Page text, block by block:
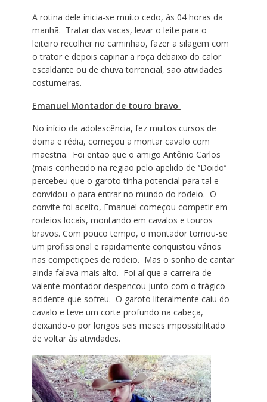
A rotina dele inicia-se muito cedo, às 04 horas da
manhã. Tratar das vacas, levar o leite para o
leiteiro recolher no caminhão, fazer a silagem com
o trator e depois capinar a roça debaixo do calor
escaldante ou de chuva torrencial, são atividades
costumeiras.
Emanuel Montador de touro bravo
No início da adolescência, fez muitos cursos de
doma e rédia, começou a montar cavalo com
maestria. Foi então que o amigo Antônio Carlos
(mais conhecido na região pelo apelido de ‘’Doido’’
percebeu que o garoto tinha potencial para tal e
convidou-o para entrar no mundo do rodeio. O
convite foi aceito, Emanuel começou competir em
rodeios locais, montando em cavalos e touros
bravos. Com pouco tempo, o montador tornou-se
um profissional e rapidamente conquistou vários
nas competições de rodeio. Mas o sonho de cantar
ainda falava mais alto. Foi aí que a carreira de
valente montador despencou junto com o trágico
acidente que sofreu. O garoto literalmente caiu do
cavalo e teve um corte profundo na cabeça,
deixando-o por longos seis meses impossibilitado
de voltar às atividades.